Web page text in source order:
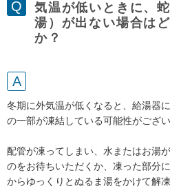
気温が低いときに、
湯）が出ない場合は
か？
冬期に外気温が低くなると、給湯器
の一部が凍結している可能性がござい
配管が凍ってしまい、水またはお湯
のをお待ちいただくか、凍った部分
からゆっくりとぬるま湯をかけて解凍